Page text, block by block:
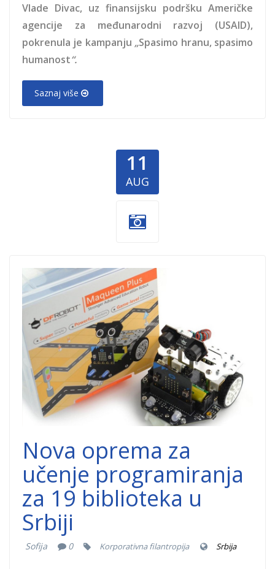
Vlade Divac, uz finansijsku podršku Američke
agencije za međunarodni razvoj (USAID),
pokrenula je kampanju „Spasimo hranu, spasimo
humanost“.
Saznaj više
11
AUG
Oprema-1.jpg
Nova oprema za
učenje programiranja
za 19 biblioteka u
Srbiji
Sofija 0 Korporativna filantropija Srbija